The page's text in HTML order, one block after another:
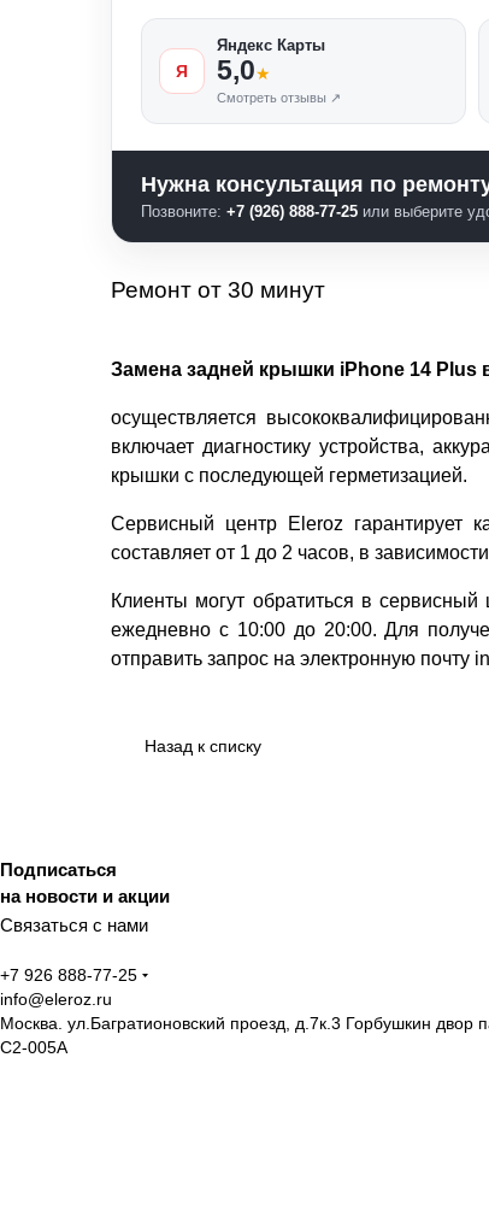
Я
Яндекс Карты
5,0★
Смотреть отзывы ↗
Нужна консультация по
Позвоните: +7 (926) 888-77-25 или выберите
Ремонт от 30 минут
Замена задней крышки iPhone 14 Plus
осуществляется
включает диагностику устройства,
крышки с последующей герметизацией.
Сервисный центр Eleroz гарантирует
составляет от 1 до 2 часов, в
Клиенты могут обратиться в
ежедневно с 10:00 до 20:00. Для
отправить запрос на электронную почту
Назад к списку
Подписаться
на новости и акции
Связаться с нами
+7 926 888-77-25
info@eleroz.ru
Москва. ул.Багратионовский проезд, д.7к.3 Горбушкин двор
C2-005A